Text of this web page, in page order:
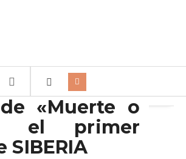
«Muerte o
el primer
SIBERIA